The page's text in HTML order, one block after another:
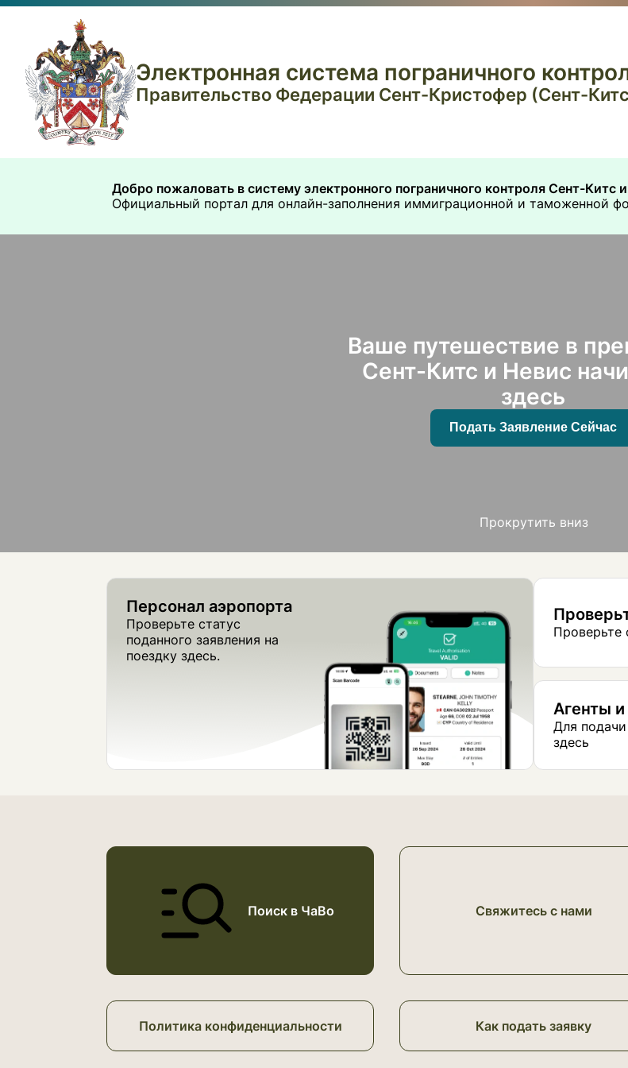
Электронная система пограничного
Правительство Федерации Сент-Кристофер (Сент-
Добро пожаловать в систему электронного пограничного контроля Сент-Китс
Официальный портал для онлайн-заполнения иммиграционной и таможенной
Ваше путешествие в
Сент-Китс и Невис
здесь
Подать Заявление Сейчас
Прокрутить вниз
Персонал аэропорта
Проверьте статус
поданного заявления на
поездку здесь.
Проверьте
Агенты
Для
здесь
Поиск в ЧаВо Свяжитесь с нами
Политика конфиденциальности Как подать заявку